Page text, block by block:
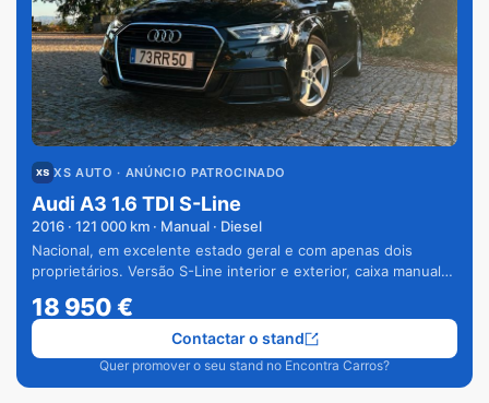
XS AUTO · ANÚNCIO PATROCINADO
Audi A3 1.6 TDI S-Line
2016 · 121 000 km · Manual · Diesel
Nacional, em excelente estado geral e com apenas dois
proprietários. Versão S-Line interior e exterior, caixa manual
18 950€
Quer promover o seu stand no Encontra Carros?
Contactar o stand